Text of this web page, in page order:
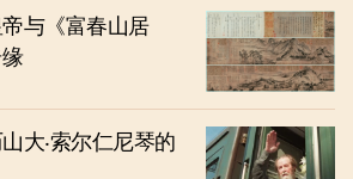
与《富春山居
大‧索尔仁尼琴的